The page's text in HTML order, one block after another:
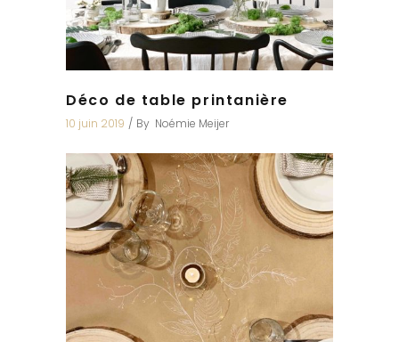
Déco de table printanière
10 juin 2019 By Noémie Meijer